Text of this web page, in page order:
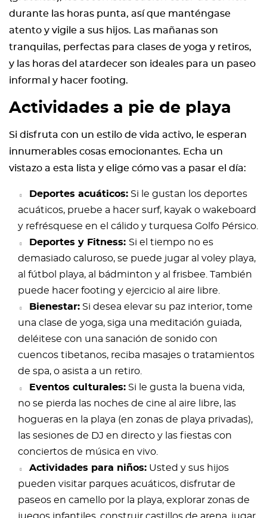
durante las horas punta, así que manténgase
atento y vigile a sus hijos. Las mañanas son
tranquilas, perfectas para clases de yoga y retiros,
y las horas del atardecer son ideales para un paseo
informal y hacer footing.
Actividades a pie de playa
Si disfruta con un estilo de vida activo, le esperan
innumerables cosas emocionantes. Echa un
vistazo a esta lista y elige cómo vas a pasar el día:
Deportes acuáticos: Si le gustan los deportes
acuáticos, pruebe a hacer surf, kayak o wakeboard
y refrésquese en el cálido y turquesa Golfo Pérsico.
Deportes y Fitness: Si el tiempo no es
demasiado caluroso, se puede jugar al voley playa,
al fútbol playa, al bádminton y al frisbee. También
puede hacer footing y ejercicio al aire libre.
Bienestar: Si desea elevar su paz interior, tome
una clase de yoga, siga una meditación guiada,
deléitese con una sanación de sonido con
cuencos tibetanos, reciba masajes o tratamientos
de spa, o asista a un retiro.
Eventos culturales: Si le gusta la buena vida,
no se pierda las noches de cine al aire libre, las
hogueras en la playa (en zonas de playa privadas),
las sesiones de DJ en directo y las fiestas con
conciertos de música en vivo.
Actividades para niños: Usted y sus hijos
pueden visitar parques acuáticos, disfrutar de
paseos en camello por la playa, explorar zonas de
juegos infantiles, construir castillos de arena, jugar